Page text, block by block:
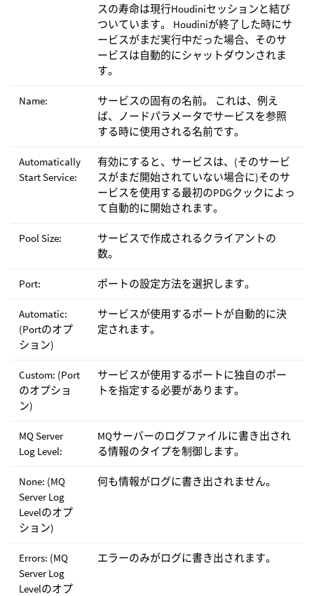
スの寿命は現行Houdiniセッションと結び
ついています。 Houdiniが終了した時にサ
ービスがまだ実行中だった場合、そのサ
ービスは自動的にシャットダウンされま
す。
Name:
サービスの固有の名前。 これは、例え
ば、ノードパラメータでサービスを参照
する時に使用される名前です。
Automatically
Start Service:
有効にすると、サービスは、(そのサービ
スがまだ開始されていない場合に)そのサ
ービスを使用する最初のPDGクックによっ
て自動的に開始されます。
Pool Size:
サービスで作成されるクライアントの
数。
Port: ポートの設定方法を選択します。
Automatic:
(Portのオプ
ション)
サービスが使用するポートが自動的に決
定されます。
Custom: (Port
のオプショ
ン)
サービスが使用するポートに独自のポー
トを指定する必要があります。
MQ Server
Log Level:
MQサーバーのログファイルに書き出され
る情報のタイプを制御します。
None: (MQ
Server Log
Levelのオプ
ション)
何も情報がログに書き出されません。
Errors: (MQ
Server Log
Levelのオプ
エラーのみがログに書き出されます。